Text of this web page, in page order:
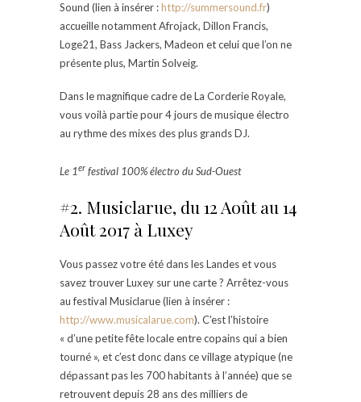
Sound (lien à insérer :http://summersound.fr)
accueille notamment Afrojack, Dillon Francis,
Loge21, Bass Jackers, Madeon et celui que l’on ne
présente plus, Martin Solveig.
Dans le magnifique cadre de La Corderie Royale,
vous voilà partie pour 4 jours de musique électro
au rythme des mixes des plus grands DJ.
Le 1er festival 100% électro du Sud-Ouest
#2. Musiclarue, du 12 Août au 14
Août 2017 à Luxey
Vous passez votre été dans les Landes et vous
savez trouver Luxey sur une carte ? Arrêtez-vous
au festival Musiclarue (lien à insérer :
http://www.musicalarue.com). C’est l’histoire
« d’une petite fête locale entre copains qui a bien
tourné », et c’est donc dans ce village atypique (ne
dépassant pas les 700 habitants à l’année) que se
retrouvent depuis 28 ans des milliers de